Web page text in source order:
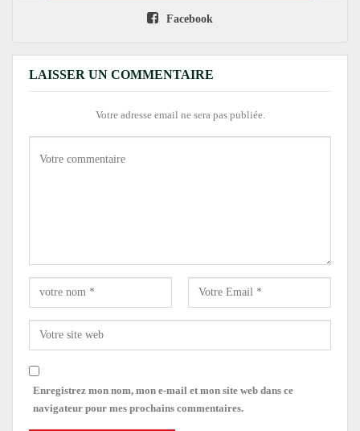
Facebook
LAISSER UN COMMENTAIRE
Votre adresse email ne sera pas publiée.
Enregistrez mon nom, mon e-mail et mon site web dans ce
navigateur pour mes prochains commentaires.